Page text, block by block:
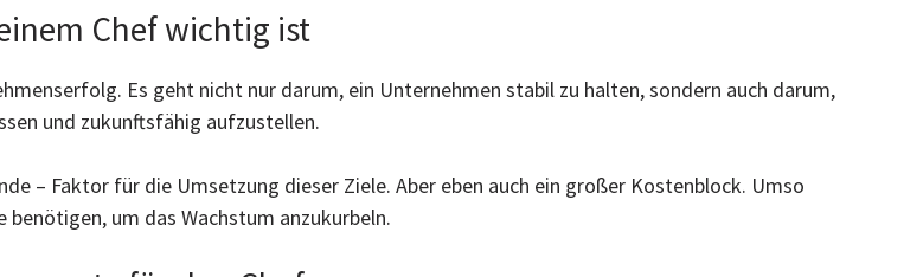
Chef wichtig ist
Es geht nicht nur darum, ein Unternehmen stabil zu halten, sondern auch darum,
und zukunftsfähig aufzustellen.
– Faktor für die Umsetzung dieser Ziele. Aber eben auch ein großer Kostenblock. Umso
um das Wachstum anzukurbeln.